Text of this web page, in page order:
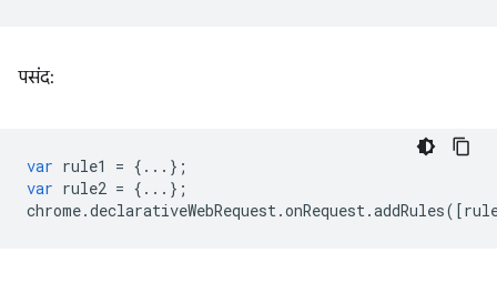
पसंद:
var rule1 = {...};
var rule2 = {...};
chrome.declarativeWebRequest.onRequest.addRules([